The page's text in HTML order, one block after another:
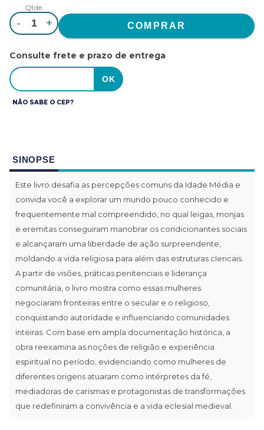
Qtde.
- +
Consulte frete e prazo de entrega
NÃO SABE O CEP?
SINOPSE
Este livro desafia as percepções comuns da Idade Média e
convida você a explorar um mundo pouco conhecido e
frequentemente mal compreendido, no qual leigas, monjas
e eremitas conseguiram manobrar os condicionantes sociais
e alcançaram uma liberdade de ação surpreendente,
moldando a vida religiosa para além das estruturas clericais.
A partir de visões, práticas penitenciais e liderança
comunitária, o livro mostra como essas mulheres
negociaram fronteiras entre o secular e o religioso,
conquistando autoridade e influenciando comunidades
inteiras. Com base em ampla documentação histórica, a
obra reexamina as noções de religião e experiência
espiritual no período, evidenciando como mulheres de
diferentes origens atuaram como intérpretes da fé,
mediadoras de carismas e protagonistas de transformações
que redefiniram a convivência e a vida eclesial medieval.